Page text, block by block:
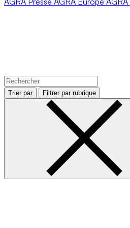
Trier par Filtrer par rubrique